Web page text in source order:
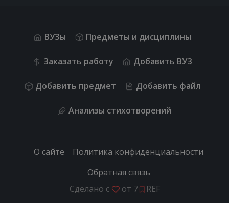
ВУЗы Предметы и дисциплины
Заказать работу Добавить ВУЗ
Добавить предмет Добавить файл
Анализы стихотворений
О сайте
Политика конфиденциальности
Обратная связь
Сделано с
от 7 REF